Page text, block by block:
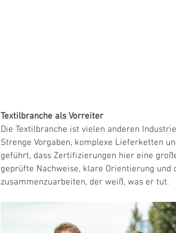
Textilbranche als Vorreiter
Die Textilbranche ist vielen anderen
Strenge Vorgaben, komplexe Lieferketten
geführt, dass Zertifizierungen hier eine
geprüfte Nachweise, klare Orientierung
zusammenzuarbeiten, der weiß, was er tut.